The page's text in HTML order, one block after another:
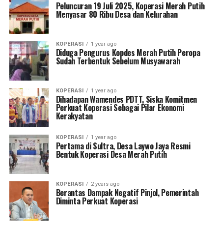
Peluncuran 19 Juli 2025, Koperasi Merah Putih
Menyasar 80 Ribu Desa dan Kelurahan
KOPERASI 1 year ago
Diduga Pengurus Kopdes Merah Putih Peropa
Sudah Terbentuk Sebelum Musyawarah
KOPERASI 1 year ago
Dihadapan Wamendes PDTT, Siska Komitmen
Perkuat Koperasi Sebagai Pilar Ekonomi
Kerakyatan
KOPERASI 1 year ago
Pertama di Sultra, Desa Laywo Jaya Resmi
Bentuk Koperasi Desa Merah Putih
KOPERASI 2 years ago
Berantas Dampak Negatif Pinjol, Pemerintah
Diminta Perkuat Koperasi